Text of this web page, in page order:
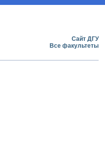
Сайт ДГУ
Все факультеты